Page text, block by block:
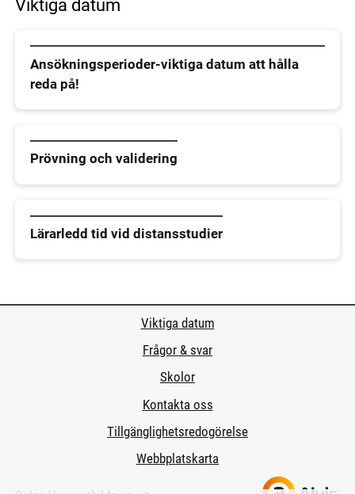
Viktiga datum
Ansökningsperioder-viktiga datum att hålla
reda på!
Prövning och validering
Lärarledd tid vid distansstudier
Viktiga datum
Frågor & svar
Skolor
Kontakta oss
Tillgänglighetsredogörelse
Webbplatskarta